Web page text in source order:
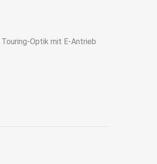
Optik mit E-Antrieb